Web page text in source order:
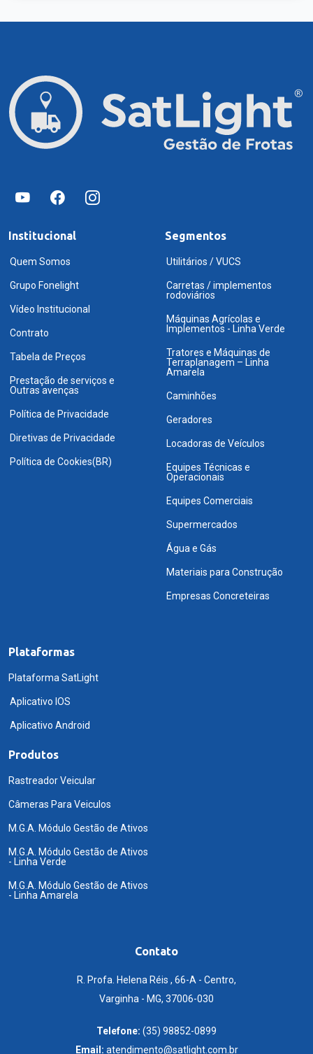
Institucional
Quem Somos
Grupo Fonelight
Vídeo Institucional
Contrato
Tabela de Preços
Prestação de serviços e
Outras avenças
Política de Privacidade
Diretivas de Privacidade
Política de Cookies(BR)
Segmentos
Utilitários / VUCS
Carretas / implementos
rodoviários
Máquinas Agrícolas e
Implementos - Linha Verde
Tratores e Máquinas de
Terraplanagem – Linha
Amarela
Caminhões
Geradores
Locadoras de Veículos
Equipes Técnicas e
Operacionais
Equipes Comerciais
Supermercados
Água e Gás
Materiais para Construção
Empresas Concreteiras
Plataformas
Plataforma SatLight
Aplicativo IOS
Aplicativo Android
Produtos
Rastreador Veicular
Câmeras Para Veiculos
M.G.A. Módulo Gestão de Ativos
M.G.A. Módulo Gestão de Ativos
- Linha Verde
M.G.A. Módulo Gestão de Ativos
- Linha Amarela
Contato
R. Profa. Helena Réis , 66-A - Centro,
Varginha - MG, 37006-030
Telefone: (35) 98852-0899
Email: atendimento@satlight.com.br